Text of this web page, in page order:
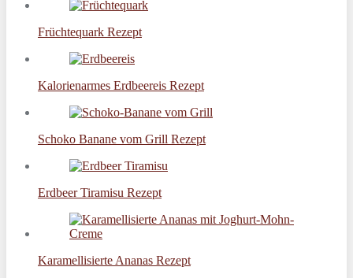
Früchtequark Rezept
Kalorienarmes Erdbeereis Rezept
Schoko Banane vom Grill Rezept
Erdbeer Tiramisu Rezept
Karamellisierte Ananas Rezept